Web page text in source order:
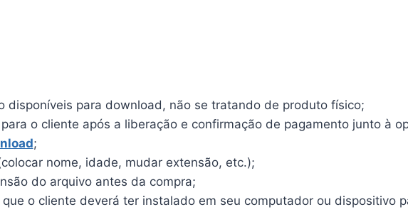
disponíveis para download, não se tratando de produto físico;
o cliente após a liberação e confirmação de pagamento junto à
;
nome, idade, mudar extensão, etc.);
do arquivo antes da compra;
o cliente deverá ter instalado em seu computador ou dispositivo